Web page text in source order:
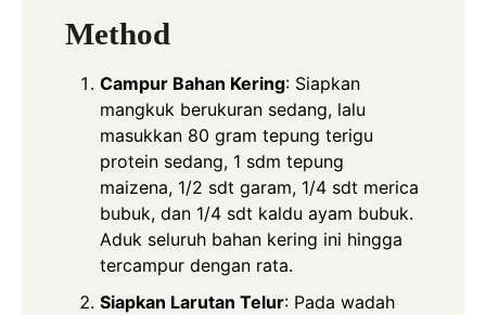
Method
Campur Bahan Kering: Siapkan
mangkuk berukuran sedang, lalu
masukkan 80 gram tepung terigu
protein sedang, 1 sdm tepung
maizena, 1/2 sdt garam, 1/4 sdt merica
bubuk, dan 1/4 sdt kaldu ayam bubuk.
Aduk seluruh bahan kering ini hingga
tercampur dengan rata.
Siapkan Larutan Telur: Pada wadah